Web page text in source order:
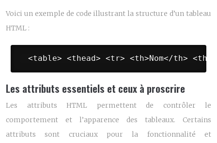
Voici un exemple de code illustrant la structure d’un tableau
HTML :
<table> <thead> <tr> <th>Nom</th>
Les attributs essentiels et ceux à proscrire
Les attributs HTML permettent de contrôler le
comportement et l’apparence des tableaux. Certains
attributs sont cruciaux pour la fonctionnalité et